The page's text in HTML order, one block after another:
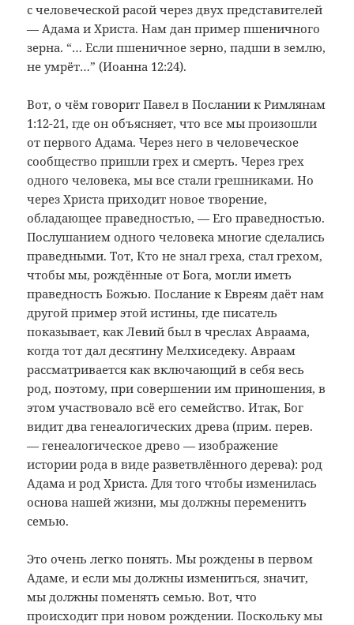
с человеческой расой через двух представителей
— Адама и Христа. Нам дан пример пшеничного
зерна. “… Если пшеничное зерно, падши в землю,
не умрёт…” (Иоанна 12:24).
Вот, о чём говорит Павел в Послании к Римлянам
1:12-21, где он объясняет, что все мы произошли
от первого Адама. Через него в человеческое
сообщество пришли грех и смерть. Через грех
одного человека, мы все стали грешниками. Но
через Христа приходит новое творение,
обладающее праведностью, — Его праведностью.
Послушанием одного человека многие сделались
праведными. Тот, Кто не знал греха, стал грехом,
чтобы мы, рождённые от Бога, могли иметь
праведность Божью. Послание к Евреям даёт нам
другой пример этой истины, где писатель
показывает, как Левий был в чреслах Авраама,
когда тот дал десятину Мелхиседеку. Авраам
рассматривается как включающий в себя весь
род, поэтому, при совершении им приношения, в
этом участвовало всё его семейство. Итак, Бог
видит два генеалогических древа (прим. перев.
— генеалогическое древо — изображение
истории рода в виде разветвлённого дерева): род
Адама и род Христа. Для того чтобы изменилась
основа нашей жизни, мы должны переменить
семью.
Это очень легко понять. Мы рождены в первом
Адаме, и если мы должны измениться, значит,
мы должны поменять семью. Вот, что
происходит при новом рождении. Поскольку мы